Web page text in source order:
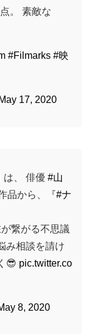
。 素敵な
#Filmarks #映
May 17, 2020
は、 俳優 #山
品から、『#ナ
繋がる不思議
み相談を請け
😎 pic.twitter.co
8, 2020